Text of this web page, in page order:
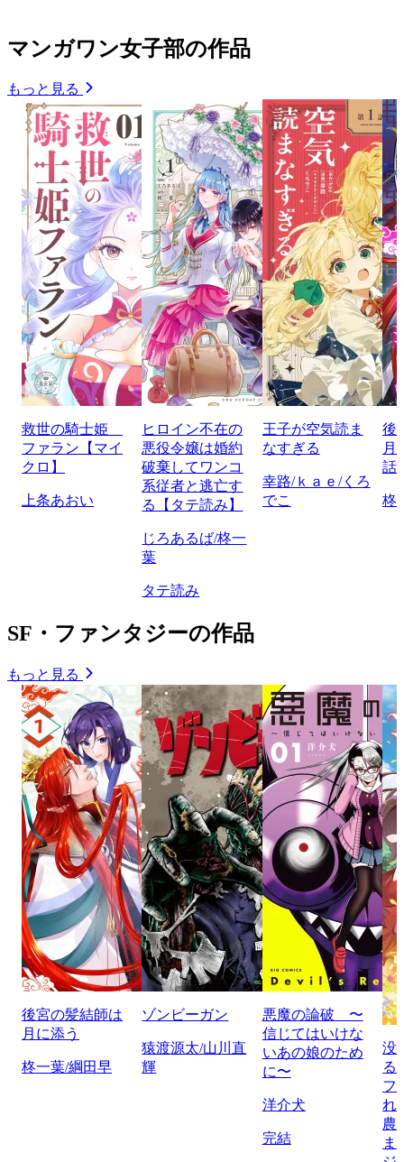
マンガワン女子部の作品
もっと見る
救世の騎士姫
ファラン【マイ
クロ】
上条あおい
ヒロイン不在の
悪役令嬢は婚約
破棄してワンコ
系従者と逃亡す
る【タテ読み】
じろあるば/柊一
葉
タテ読み
王子が空気読ま
なすぎる
幸路/ｋａｅ/くろ
でこ
後
月
話
柊
SF・ファンタジーの作品
もっと見る
後宮の髪結師は
月に添う
柊一葉/綱田早
ゾンビーガン
猿渡源太/山川直
輝
悪魔の論破 〜
信じてはいけな
いあの娘のため
に〜
洋介犬
完結
没
る
フ
れ
農
ま